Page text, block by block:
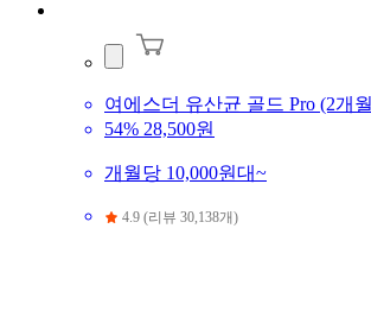
여에스더 유산균 골드 Pro (2개
54% 28,500원
개월당 10,000원대~
4.9 (리뷰 30,138개)